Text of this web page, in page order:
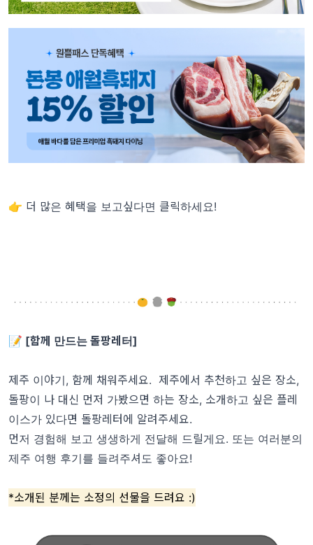
👉 더 많은 혜택을 보고싶다면 클릭하세요!
📝 [함께 만드는 돌팡레터]
제주 이야기, 함께 채워주세요. 제주에서 추천하고 싶은 장소,
돌팡이 나 대신 먼저 가봤으면 하는 장소, 소개하고 싶은 플레
이스가 있다면 돌팡레터에 알려주세요.
먼저 경험해 보고 생생하게 전달해 드릴게요. 또는 여러분의
제주 여행 후기를 들려주셔도 좋아요!
*소개된 분께는 소정의 선물을 드려요 :)